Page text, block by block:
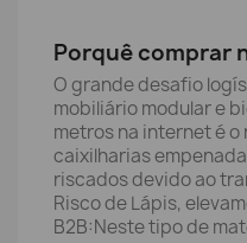
Porquê comprar
O grande desafio
mobiliário modular e
metros na internet é
caixilharias
riscados devido ao
Risco de Lápis,
B2B:Neste tipo de